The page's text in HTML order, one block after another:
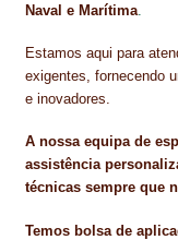
Naval e Marítima.
Estamos aqui para
exigentes, fornecendo
e inovadores.
A nossa equipa de
assistência
técnicas sempre que
Temos bolsa de